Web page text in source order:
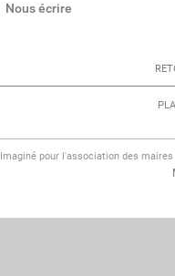
Nous écrire
Imaginé pour l'association des